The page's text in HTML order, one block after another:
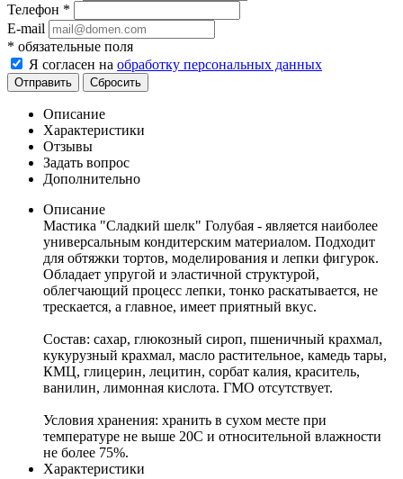
Телефон *
E-mail
* обязательные поля
Я согласен на обработку персональных данных
Отправить Сбросить
Описание
Характеристики
Отзывы
Задать вопрос
Дополнительно
Описание
Мастика "Сладкий шелк" Голубая - является наиболее
универсальным кондитерским материалом. Подходит
для обтяжки тортов, моделирования и лепки фигурок.
Обладает упругой и эластичной структурой,
облегчающий процесс лепки, тонко раскатывается, не
трескается, а главное, имеет приятный вкус.
Состав: сахар, глюкозный сироп, пшеничный крахмал,
кукурузный крахмал, масло растительное, камедь тары,
КМЦ, глицерин, лецитин, сорбат калия, краситель,
ванилин, лимонная кислота. ГМО отсутствует.
Условия хранения: хранить в сухом месте при
температуре не выше 20С и относительной влажности
не более 75%.
Характеристики